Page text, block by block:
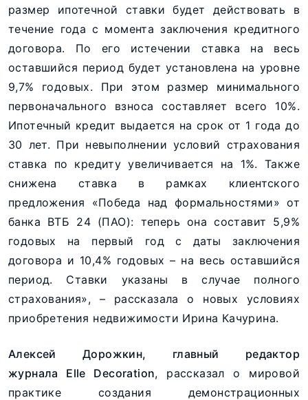
размер ипотечной ставки будет действовать в
течение года с момента заключения кредитного
договора. По его истечении ставка на весь
оставшийся период будет установлена на уровне
9,7% годовых. При этом размер минимального
первоначального взноса составляет всего 10%.
Ипотечный кредит выдается на срок от 1 года до
30 лет. При невыполнении условий страхования
ставка по кредиту увеличивается на 1%. Также
снижена ставка в рамках клиентского
предложения «Победа над формальностями» от
банка ВТБ 24 (ПАО): теперь она составит 5,9%
годовых на первый год с даты заключения
договора и 10,4% годовых – на весь оставшийся
период. Ставки указаны в случае полного
страхования», – рассказала о новых условиях
приобретения недвижимости Ирина Качурина.
Алексей Дорожкин, главный редактор
журнала Elle Decoration, рассказал о мировой
практике создания демонстрационных